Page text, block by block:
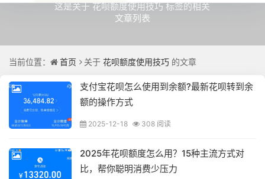
这是关于 花呗额度使用技巧 标签的相关
文章列表
当前位置： 首页 关于 花呗额度使用技巧 的文章
支付宝花呗怎么使用到余额?最新花呗转到余
额的操作方式
2025-12-18 308 阅读
2025年花呗额度怎么用？15种主流方式对
比，帮你聪明消费少压力